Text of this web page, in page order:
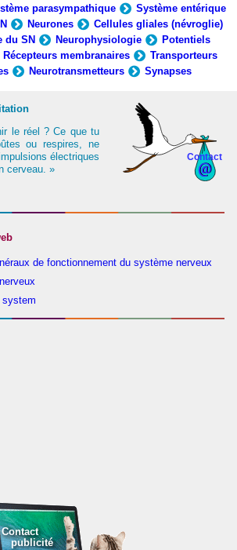
parasympathique
Système entérique
Neurones
Cellules gliales (névroglie)
du SN
Neurophysiologie
Potentiels
Récepteurs membranaires
Transporteurs
Neurotransmetteurs Synapses
Contact
le réel ? Ce que tu
ou respires, ne
électriques
cerveau. »
de fonctionnement du système nerveux
system
Contact
publicité